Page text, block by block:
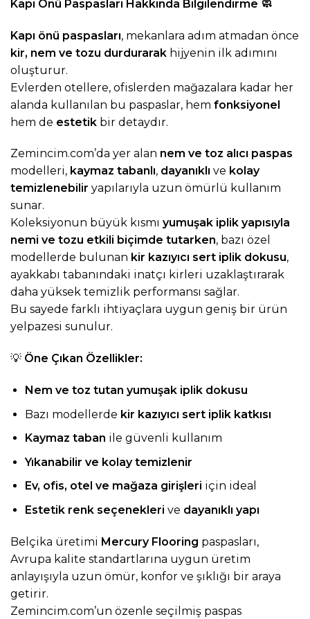
Kapı Önü Paspasları Hakkında Bilgilendirme 🧼
Kapı önü paspasları, mekanlara adım atmadan önce
kir, nem ve tozu durdurarak hijyenin ilk adımını
oluşturur.
Evlerden otellere, ofislerden mağazalara kadar her
alanda kullanılan bu paspaslar, hem fonksiyonel
hem de estetik bir detaydır.
Zemincim.com’da yer alan nem ve toz alıcı paspas
modelleri, kaymaz tabanlı, dayanıklı ve kolay
temizlenebilir yapılarıyla uzun ömürlü kullanım
sunar.
Koleksiyonun büyük kısmı yumuşak iplik yapısıyla
nemi ve tozu etkili biçimde tutarken, bazı özel
modellerde bulunan kir kazıyıcı sert iplik dokusu,
ayakkabı tabanındaki inatçı kirleri uzaklaştırarak
daha yüksek temizlik performansı sağlar.
Bu sayede farklı ihtiyaçlara uygun geniş bir ürün
yelpazesi sunulur.
💡 Öne Çıkan Özellikler:
Nem ve toz tutan yumuşak iplik dokusu
Bazı modellerde kir kazıyıcı sert iplik katkısı
Kaymaz taban ile güvenli kullanım
Yıkanabilir ve kolay temizlenir
Ev, ofis, otel ve mağaza girişleri için ideal
Estetik renk seçenekleri ve dayanıklı yapı
Belçika üretimi Mercury Flooring paspasları,
Avrupa kalite standartlarına uygun üretim
anlayışıyla uzun ömür, konfor ve şıklığı bir araya
getirir.
Zemincim.com’un özenle seçilmiş paspas